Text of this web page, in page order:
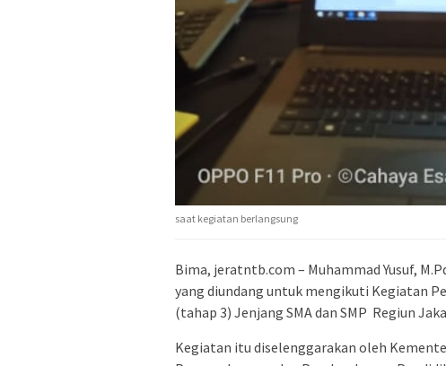
saat kegiatan berlangsung
Bima, jeratntb.com – Muhammad Yusuf,
yang diundang untuk mengikuti Kegiatan
(tahap 3) Jenjang SMA dan SMP Regiun
Kegiatan itu diselenggarakan oleh